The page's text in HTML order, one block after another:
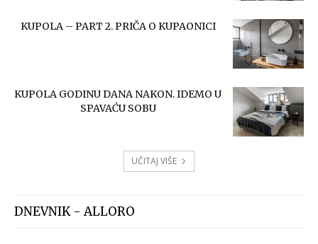
KUPOLA – PART 2. PRIČA O KUPAONICI
KUPOLA GODINU DANA NAKON. IDEMO U
SPAVAĆU SOBU
UČITAJ VIŠE
DNEVNIK - ALLORO